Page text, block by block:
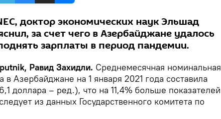
доктор экономических наук Эльшад
за счет чего в Азербайджане удалось
зарплаты в период пандемии.
Равид Захидли. Среднемесячная номинальная
в Азербайджане на 1 января 2021 года составила
доллара – ред.), что на 11,4% больше показателей
из данных Государственного комитета по